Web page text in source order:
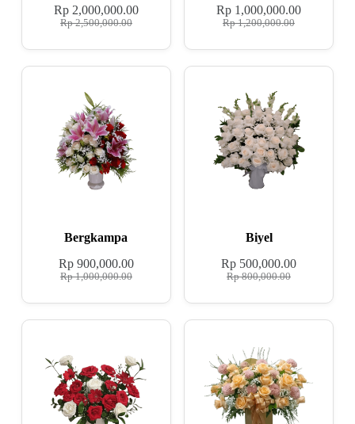
Rp2,500,000.00
Rp2,000,000.00
Rp1,200,000.00
Rp 1,000,000.00
Bergkampa
Rp1,000,000.00
Rp900,000.00
Biyel
Rp800,000.00
Rp 500,000.00